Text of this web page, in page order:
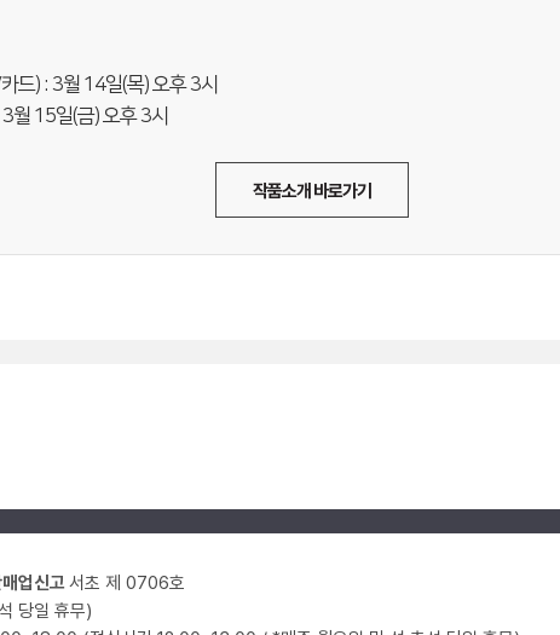
드) : 3월 14일(목) 오후 3시
월 15일(금) 오후 3시
작품소개 바로가기
업신고서초 제 0706호
당일 휴무)